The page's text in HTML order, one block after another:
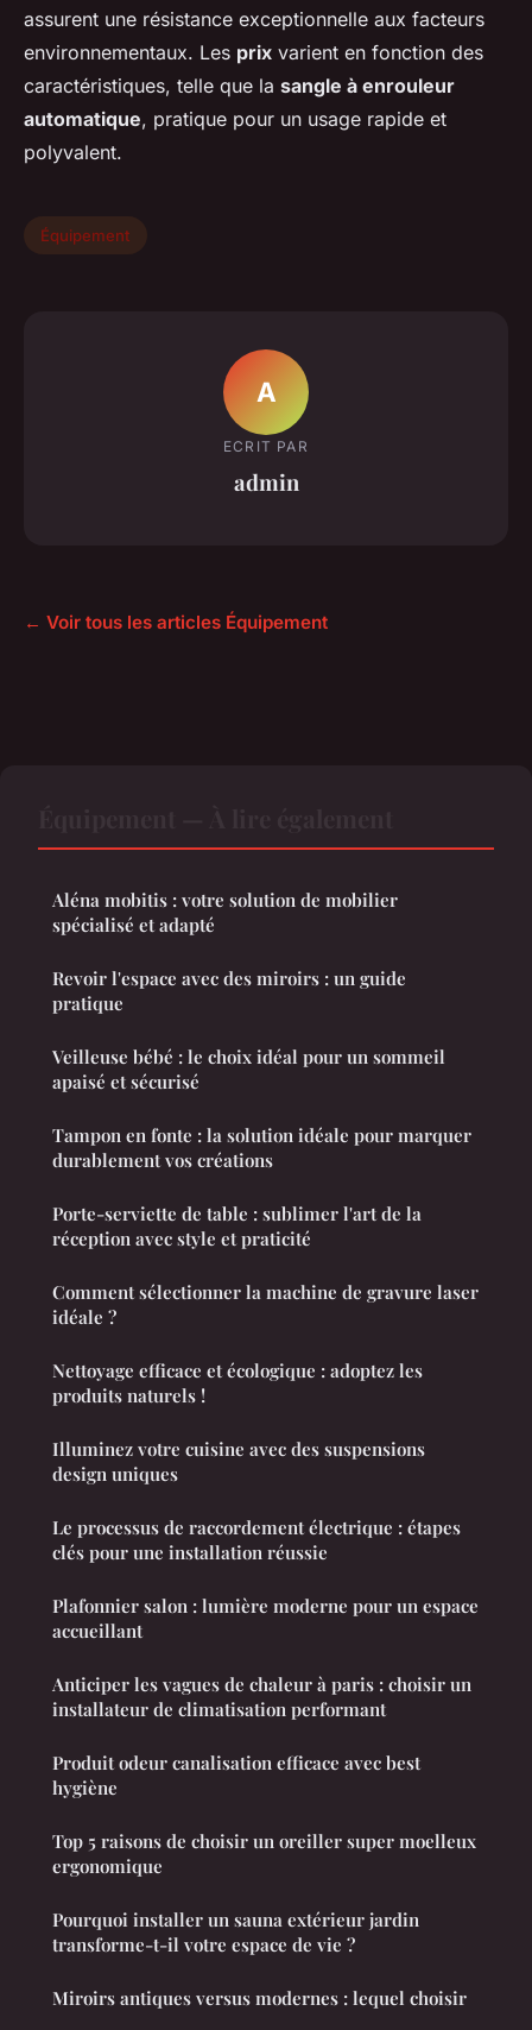
assurent une résistance exceptionnelle aux facteurs
environnementaux. Les prix varient en fonction des
caractéristiques, telle que la sangle à enrouleur
automatique, pratique pour un usage rapide et
polyvalent.
Équipement
A
ECRIT PAR
admin
← Voir tous les articles Équipement
Aléna mobitis : votre solution de mobilier
spécialisé et adapté
Revoir l'espace avec des miroirs : un guide
pratique
Veilleuse bébé : le choix idéal pour un sommeil
apaisé et sécurisé
Tampon en fonte : la solution idéale pour marquer
durablement vos créations
Porte-serviette de table : sublimer l'art de la
réception avec style et praticité
Comment sélectionner la machine de gravure laser
idéale ?
Nettoyage efficace et écologique : adoptez les
produits naturels !
Illuminez votre cuisine avec des suspensions
design uniques
Le processus de raccordement électrique : étapes
clés pour une installation réussie
Plafonnier salon : lumière moderne pour un espace
accueillant
Anticiper les vagues de chaleur à paris : choisir un
installateur de climatisation performant
Produit odeur canalisation efficace avec best
hygiène
Top 5 raisons de choisir un oreiller super moelleux
ergonomique
Pourquoi installer un sauna extérieur jardin
transforme-t-il votre espace de vie ?
Miroirs antiques versus modernes : lequel choisir